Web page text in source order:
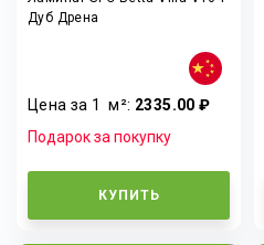
Дуб Дрена
Цена за 1м²: 2335.00 ₽
Подарок за покупку
КУПИТЬ